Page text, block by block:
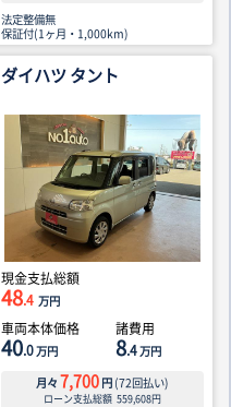
法定整備無
保証付(1ヶ月・1,000km)
ダイハツ タント
現金支払総額
48.4 万円
車両本体価格
40.0万円
諸費用
8.4万円
月々 7,700 円 (72回払い)
ローン支払総額 559,608円